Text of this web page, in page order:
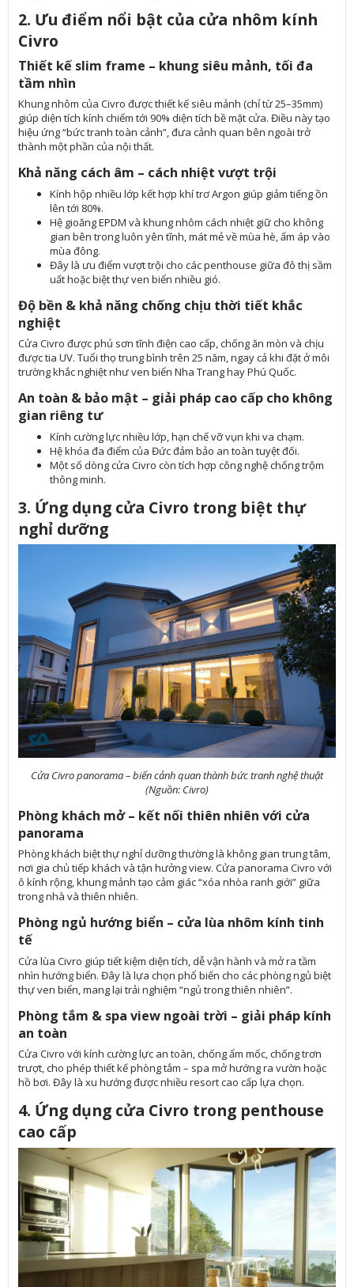
2. Ưu điểm nổi bật của cửa nhôm kính
Civro
Thiết kế slim frame – khung siêu mảnh, tối đa
tầm nhìn
Khung nhôm của Civro được thiết kế siêu mảnh (chỉ từ 25–35mm)
giúp diện tích kính chiếm tới 90% diện tích bề mặt cửa. Điều này tạo
hiệu ứng “bức tranh toàn cảnh”, đưa cảnh quan bên ngoài trở
thành một phần của nội thất.
Khả năng cách âm – cách nhiệt vượt trội
Kính hộp nhiều lớp kết hợp khí trơ Argon giúp giảm tiếng ồn
lên tới 80%.
Hệ gioăng EPDM và khung nhôm cách nhiệt giữ cho không
gian bên trong luôn yên tĩnh, mát mẻ về mùa hè, ấm áp vào
mùa đông.
Đây là ưu điểm vượt trội cho các penthouse giữa đô thị sầm
uất hoặc biệt thự ven biển nhiều gió.
Độ bền & khả năng chống chịu thời tiết khắc
nghiệt
Cửa Civro được phủ sơn tĩnh điện cao cấp, chống ăn mòn và chịu
được tia UV. Tuổi thọ trung bình trên 25 năm, ngay cả khi đặt ở môi
trường khắc nghiệt như ven biển Nha Trang hay Phú Quốc.
An toàn & bảo mật – giải pháp cao cấp cho không
gian riêng tư
Kính cường lực nhiều lớp, hạn chế vỡ vụn khi va chạm.
Hệ khóa đa điểm của Đức đảm bảo an toàn tuyệt đối.
Một số dòng cửa Civro còn tích hợp công nghệ chống trộm
thông minh.
3. Ứng dụng cửa Civro trong biệt thự
nghỉ dưỡng
Cửa Civro panorama – biến cảnh quan thành bức tranh nghệ thuật
(Nguồn: Civro)
Phòng khách mở – kết nối thiên nhiên với cửa
panorama
Phòng khách biệt thự nghỉ dưỡng thường là không gian trung tâm,
nơi gia chủ tiếp khách và tận hưởng view. Cửa panorama Civro với
ô kính rộng, khung mảnh tạo cảm giác “xóa nhòa ranh giới” giữa
trong nhà và thiên nhiên.
Phòng ngủ hướng biển – cửa lùa nhôm kính tinh
tế
Cửa lùa Civro giúp tiết kiệm diện tích, dễ vận hành và mở ra tầm
nhìn hướng biển. Đây là lựa chọn phổ biến cho các phòng ngủ biệt
thự ven biển, mang lại trải nghiệm “ngủ trong thiên nhiên”.
Phòng tắm & spa view ngoài trời – giải pháp kính
an toàn
Cửa Civro với kính cường lực an toàn, chống ẩm mốc, chống trơn
trượt, cho phép thiết kế phòng tắm – spa mở hướng ra vườn hoặc
hồ bơi. Đây là xu hướng được nhiều resort cao cấp lựa chọn.
4. Ứng dụng cửa Civro trong penthouse
cao cấp